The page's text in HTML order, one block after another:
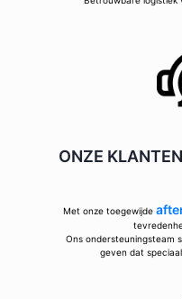
ONZE
Met onze toegewijde
Ons ondersteuningsteam
geven dat